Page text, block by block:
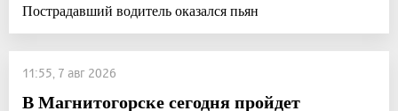
Пострадавший водитель оказался пьян
11:55, 7 авг 2026
В Магнитогорске сегодня пройдет